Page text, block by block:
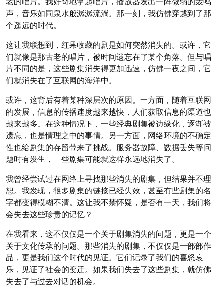
声，音乐如同泉水般潺潺流淌。那一刻，我仿佛穿越到了那
个遥远的时代。
这让我联想到，红果收藏的剧是如何突然消失的。或许，它
们就像是那古老的唱片，被时间遗忘在了某个角落。但与唱
片不同的是，这些剧集消失得更加迅速，仿佛一夜之间，它
们就消失在了互联网的海洋中。
或许，这背后有着某种深层次的原因。一方面，随着互联网
的发展，信息的传播速度越来越快，人们获取信息的渠道也
越来越多。在这种情况下，一些经典剧集被边缘化，逐渐被
遗忘，也是情理之中的事情。另一方面，网络环境的不确定
性也给剧集的存留带来了挑战。服务器故障、数据丢失等问
题时有发生，一些剧集可能就这样永远地消失了。
我曾经尝试过在网络上寻找那些消失的剧集，但结果并不理
想。我发现，很多剧集的链接已经失效，甚至有些剧集的名
字都变得模糊不清。这让我不禁怀疑，是否有一天，我们将
会失去这些珍贵的记忆？
在我看来，这不仅仅是一个关于剧集消失的问题，更是一个
关于文化传承的问题。那些消失的剧集，不仅仅是一部部作
品，更是我们这个时代的见证。它们记录了我们的喜怒哀
乐，见证了社会的变迁。如果我们失去了这些剧集，就仿佛
失去了与过去对话的机会。